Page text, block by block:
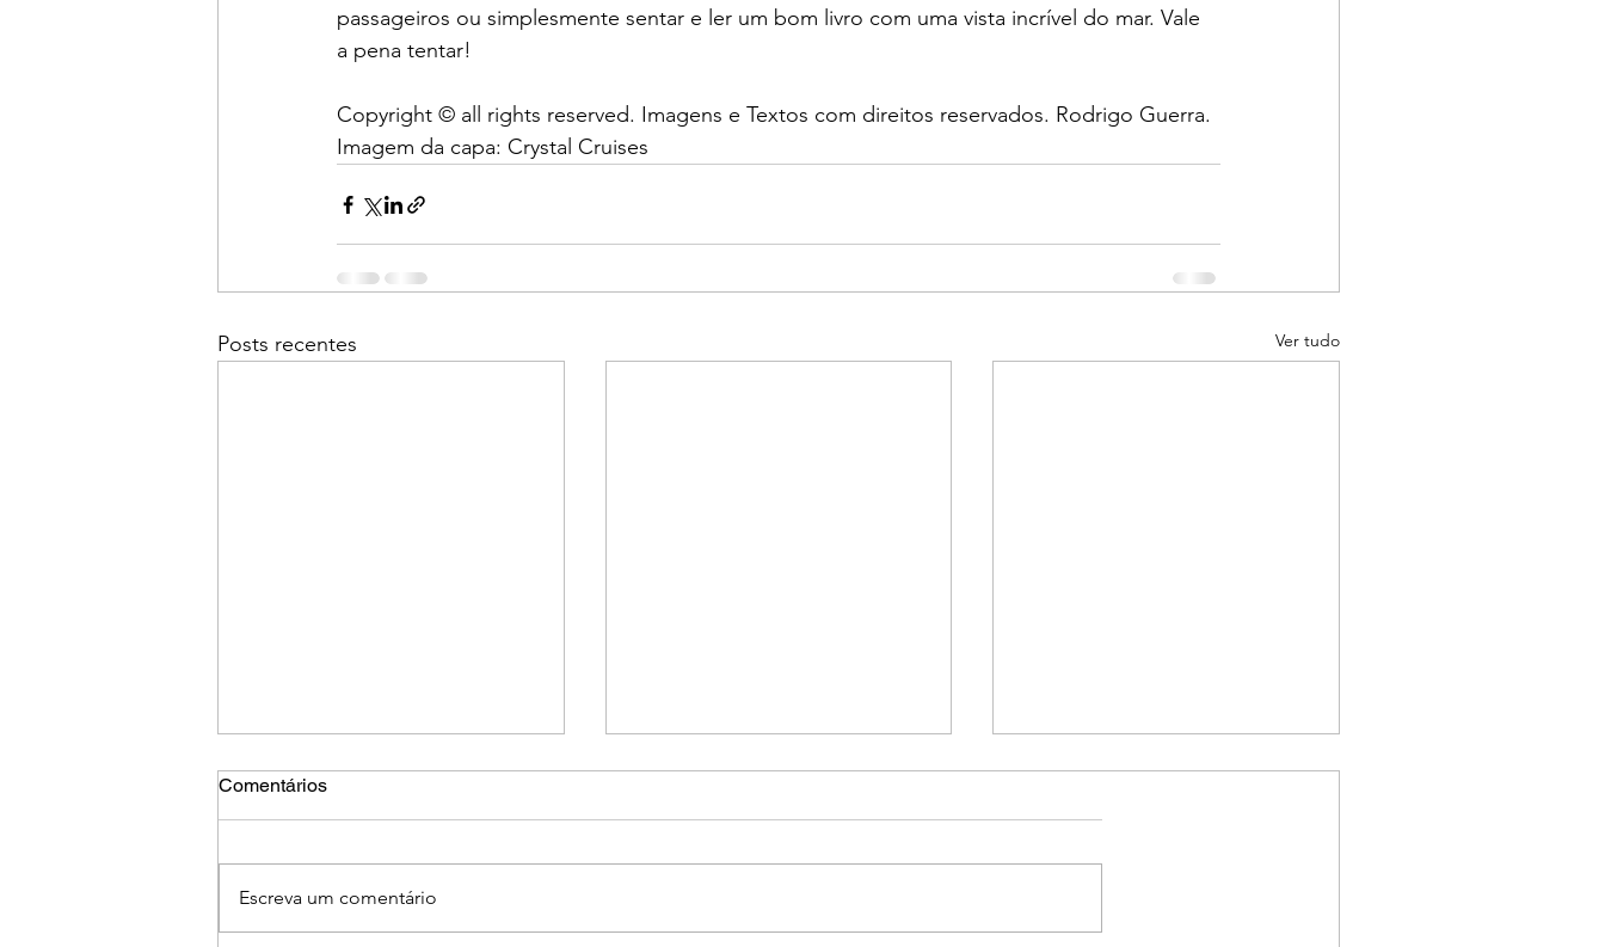
passageiros ou simplesmente sentar e ler um bom livro com uma vista incrível do mar. Vale
a pena tentar!
Copyright © all rights reserved. Imagens e Textos com direitos reservados. Rodrigo Guerra.
Imagem da capa: Crystal Cruises
Posts recentes Ver tudo
Comentários
Escreva um comentário